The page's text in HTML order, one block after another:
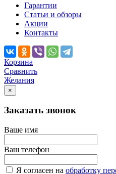
Гарантии
Статьи и обзоры
Акции
Контакты
Корзина
Сравнить
Желания
×
Заказать звонок
Ваше имя
Ваш телефон
Я согласен на обработку